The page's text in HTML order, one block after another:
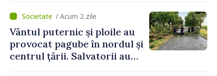
mecanisme care să-i
protejeze”/ Acum 2 zile
Vântul puternic și ploile au
provocat pagube în nordul și
centrul țării. Salvatorii au